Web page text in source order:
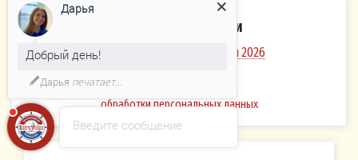
Каталоги компании
Речные и озёрные круизы 2026
обработки персональных данных
Введите сообщение
Дарья
Добрый день!
Дарья печатает...